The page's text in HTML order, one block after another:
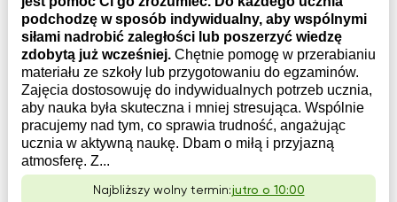
podchodzę w sposób indywidualny, aby wspólnymi
siłami nadrobić zaległości lub poszerzyć wiedzę
zdobytą już wcześniej. Chętnie pomogę w przerabianiu
materiału ze szkoły lub przygotowaniu do egzaminów.
Zajęcia dostosowuję do indywidualnych potrzeb ucznia,
aby nauka była skuteczna i mniej stresująca. Wspólnie
pracujemy nad tym, co sprawia trudność, angażując
ucznia w aktywną naukę. Dbam o miłą i przyjazną
atmosferę. Z...
Najbliższy wolny termin:jutro o 10:00